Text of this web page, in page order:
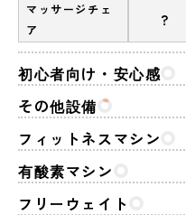
マッサージチェ
ア
?
初心者向け・安心感
その他設備
フィットネスマシン
有酸素マシン
フリーウェイト